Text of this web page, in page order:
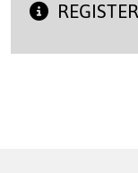
REGISTER